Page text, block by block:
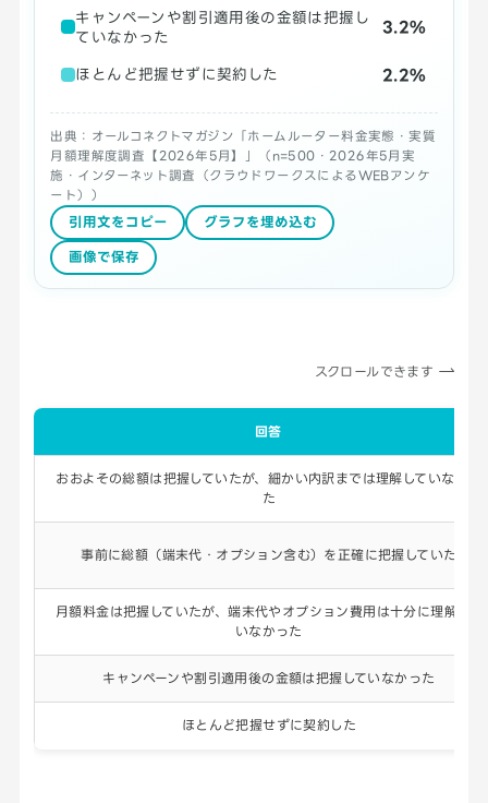
キャンペーンや割引適用後の金額は把握し
ていなかった
3.2%
ほとんど把握せずに契約した 2.2%
出典：オールコネクトマガジン「ホームルーター料金実態・実質
月額理解度調査【2026年5月】」（n=500・2026年5月実
施・インターネット調査（クラウドワークスによるWEBアンケ
ート））
引用文をコピー グラフを埋め込む
画像で保存
スクロールできます
回答
おおよその総額は把握していたが、細かい内訳までは理解していなかっ
た
事前に総額（端末代・オプション含む）を正確に把握していた
月額料金は把握していたが、端末代やオプション費用は十分に理解して
いなかった
キャンペーンや割引適用後の金額は把握していなかった
ほとんど把握せずに契約した